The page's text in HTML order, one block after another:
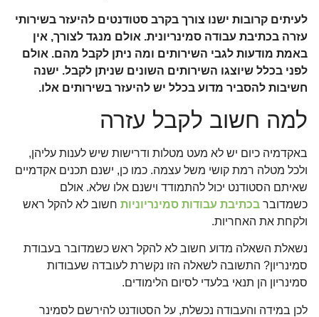
לעיתים קרובות ישנו צורך בקרב סטודנטים להיעזר בשירותי
עזרה בכתיבת עבודה סמינריונית. אולם מנגד לצורך, אין
באמת מודעות לגבי השירותים ומה ניתן לקבל מהם. אולם
לפני בכלל שיוצגו השירותים השונים שניתן לקבל. ישנה
חשיבות להסביר מדוע בכלל יש להיעזר בשירותים אלו.
למה חשוב לקבל עזרה
באקדמיה כיום יש לא מעט מטלות ודרישות שיש לענות עליהן,
ולכל מטלה רמת קושי משל עצמה. כמו כן, ישנם תכנים אקדמיים
שאיתם הסטודנט יכול להתמודד וישנם אלו שלא. אולם
כשמדובר בכתיבת עבודות סמינריוניות חשוב לא להקל ראש
ולקחת את האחריות.
נשאלת השאלה מדוע חשוב לא להקל ראש כשמדובר בעבודת
סמינריון? התשובה לשאלה הזו נקשרת לעובדה שעבודות
סמינריון הן תנאי בלעדי לסיום הלימודים.
לכן במידה והעבודה נכשלת, על הסטודנט להירשם לסמינר